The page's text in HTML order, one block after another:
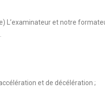
L’examinateur et notre
et de décélération ;